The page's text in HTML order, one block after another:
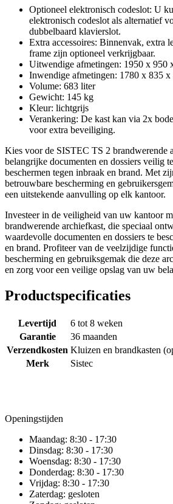
Optioneel elektronisch codeslot: U
elektronisch codeslot als alternatief
dubbelbaard klavierslot.
Extra accessoires: Binnenvak, extra
frame zijn optioneel verkrijgbaar.
Uitwendige afmetingen: 1950 x
Inwendige afmetingen: 1780 x 835
Volume: 683 liter
Gewicht: 145 kg
Kleur: lichtgrijs
Verankering: De kast kan via 2x
voor extra beveiliging.
Kies voor de SISTEC TS 2 brandwerende
belangrijke documenten en dossiers veilig
beschermen tegen inbraak en brand. Met
betrouwbare bescherming en
een uitstekende aanvulling op elk kantoor.
Investeer in de veiligheid van uw kantoor
brandwerende archiefkast, die speciaal
waardevolle documenten en dossiers te
en brand. Profiteer van de veelzijdige
bescherming en gebruiksgemak die deze
en zorg voor een veilige opslag van uw
Productspecificaties
Levertijd
6 tot 8 weken
Garantie
36 maanden
Verzendkosten Kluizen en brandkasten
Merk
Sistec
Openingstijden
Maandag: 8:30 - 17:30
Dinsdag: 8:30 - 17:30
Woensdag: 8:30 - 17:30
Donderdag: 8:30 - 17:30
Vrijdag: 8:30 - 17:30
Zaterdag: gesloten